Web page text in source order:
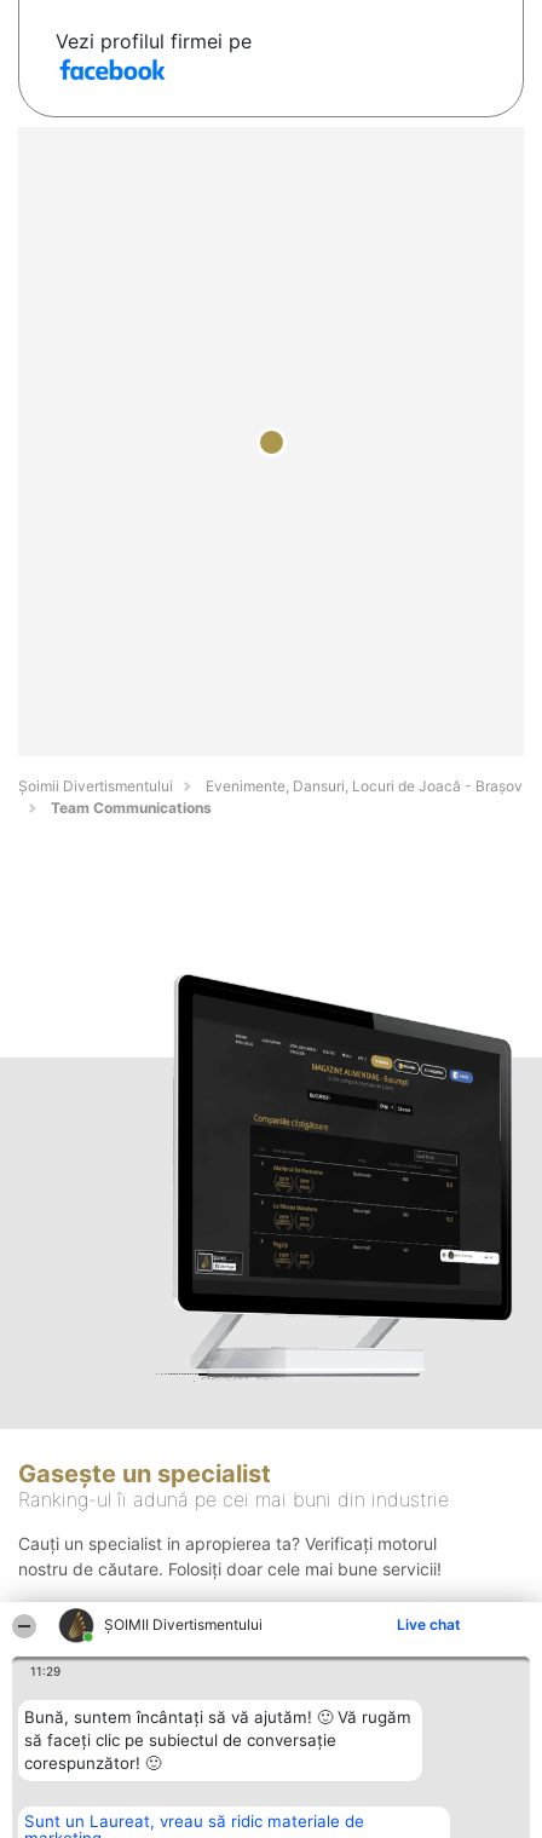
ŞOIMII Divertismentului Live chat
11:29
Bună, suntem încântați să vă ajutăm! 🙂 Vă rugăm
să faceți clic pe subiectul de conversație
corespunzător! 🙂
Sunt un Laureat, vreau să ridic materiale de
Vezi profilul firmei pe
Şoimii Divertismentului
Evenimente, Dansuri, Locuri de Joacă - Braşov
Team Communications
Gasește un specialist
Ranking-ul îi adună pe cei mai buni din industrie
Cauți un specialist in apropierea ta? Verificați motorul
nostru de căutare. Folosiți doar cele mai bune servicii!
Organizator Ranking Plebiscyt Contact